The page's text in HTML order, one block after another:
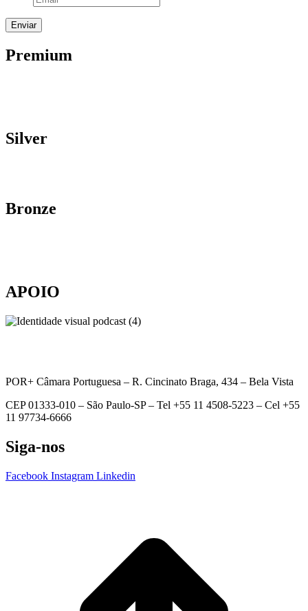
Premium
Silver
Bronze
APOIO
POR+ Câmara Portuguesa – R. Cincinato Braga, 434 – Bela Vista
CEP 01333-010 – São Paulo-SP – Tel +55 11 4508-5223 – Cel +55
11 97734-6666
Siga-nos
Facebook Instagram Linkedin